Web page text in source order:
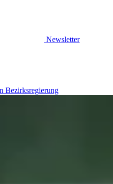
Newsletter
Bezirksregierung